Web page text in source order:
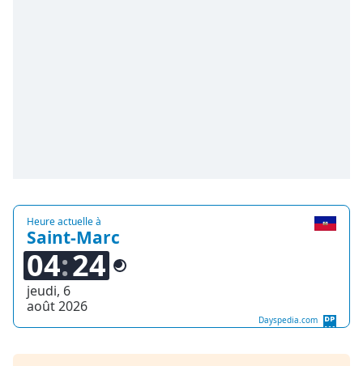
Heure actuelle à
Saint-Marc
04 24
jeudi, 6
août 2026
Dayspedia.com